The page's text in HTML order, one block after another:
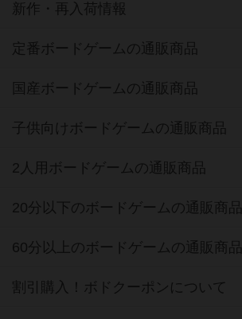
新作・再入荷情報
定番ボードゲームの通販商品
国産ボードゲームの通販商品
子供向けボードゲームの通販商品
2人用ボードゲームの通販商品
20分以下のボードゲームの通販商品
60分以上のボードゲームの通販商品
割引購入！ボドクーポンについて